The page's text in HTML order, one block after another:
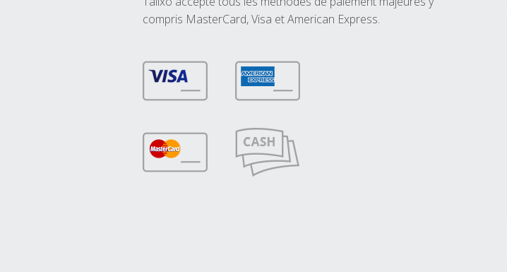
compris MasterCard, Visa et American Express.